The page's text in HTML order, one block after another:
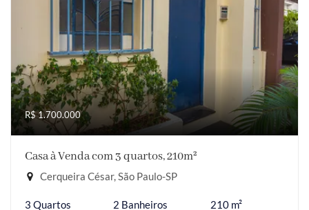
R$ 1.700.000
Casa à Venda com 3 quartos, 210m²
Cerqueira César, São Paulo-SP
3 Quartos 2 Banheiros 210 m²